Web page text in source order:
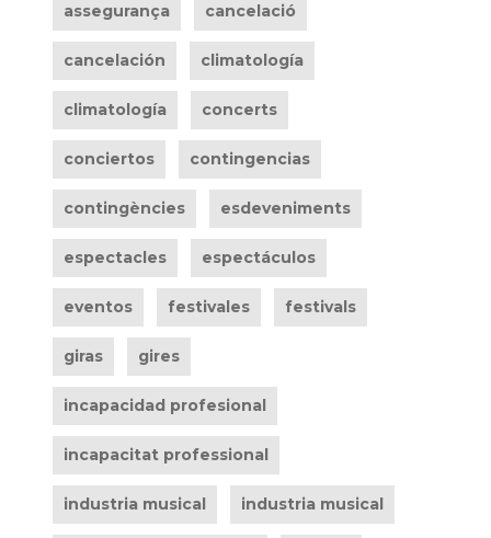
assegurança cancelació
cancelación climatología
climatología concerts
conciertos contingencias
contingències esdeveniments
espectacles espectáculos
eventos festivales festivals
giras gires
incapacidad profesional
incapacitat professional
industria musical industria musical